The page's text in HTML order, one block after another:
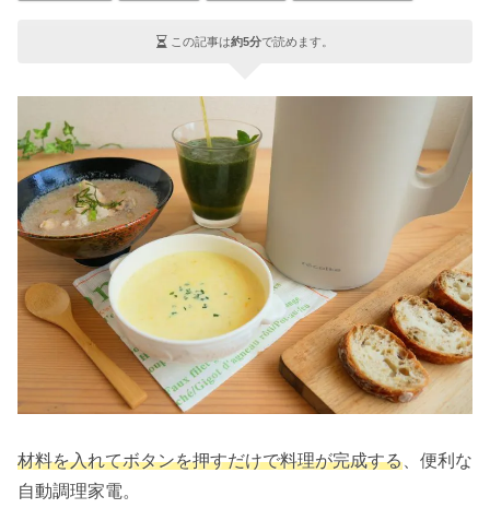
この記事は約5分で読めます。
材料を入れてボタンを押すだけで料理が完成する 、便利な
自動調理家電。